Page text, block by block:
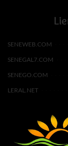
SENEWEB.COM
SENEGAL7.COM
SENEGO.COM
LERAL.NET